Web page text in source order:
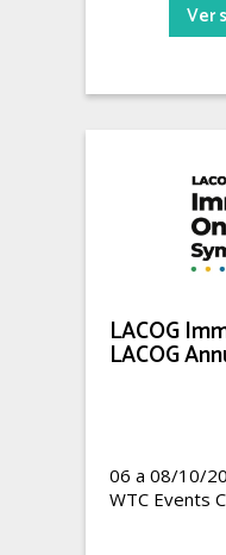
Ver
LACOG
LACOG
06 a 08/10/
WTC Events